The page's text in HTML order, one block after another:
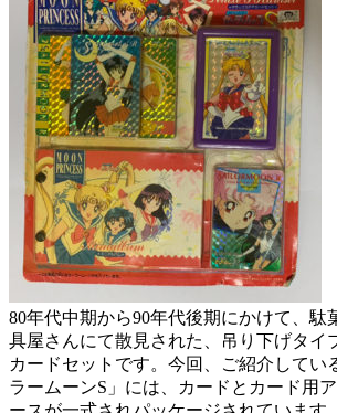
80年代中期から90年代後期にかけて、駄
具屋さんにて散見された、吊り下げタイ
カードセットです。今回、ご紹介してい
ラームーンS」には、カードとカード用